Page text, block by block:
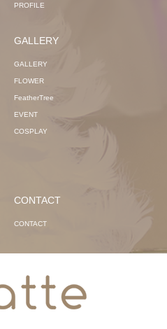
PROFILE
GALLERY
GALLERY
FLOWER
FeatherTree
EVENT
COSPLAY
CONTACT
CONTACT